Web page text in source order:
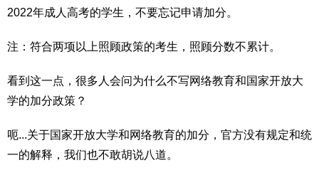
2022年成人高考的学生，不要忘记申请加分。
注：符合两项以上照顾政策的考生，照顾分数不累计。
看到这一点，很多人会问为什么不写网络教育和国家开放大
学的加分政策？
呃...关于国家开放大学和网络教育的加分，官方没有规定和统
一的解释，我们也不敢胡说八道。